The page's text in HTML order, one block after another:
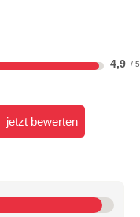
4,9
jetzt bewerten